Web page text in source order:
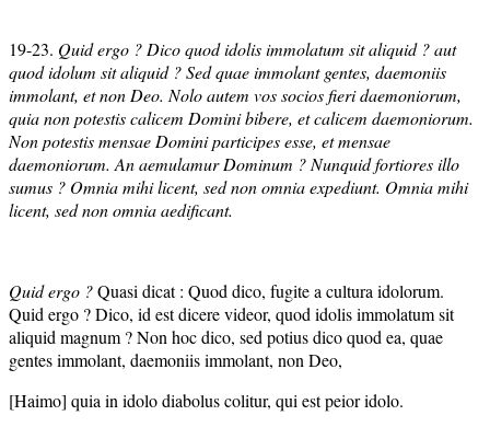
19-23. Quid ergo ? Dico quod idolis immolatum sit aliquid ? aut
quod idolum sit aliquid ? Sed quae immolant gentes, daemoniis
immolant, et non Deo. Nolo autem vos socios fieri daemoniorum,
quia non potestis calicem Domini bibere, et calicem daemoniorum.
Non potestis mensae Domini participes esse, et mensae
daemoniorum. An aemulamur Dominum ? Nunquid fortiores illo
sumus ? Omnia mihi licent, sed non omnia expediunt. Omnia mihi
licent, sed non omnia aedificant.
Quid ergo ?Quasi dicat : Quod dico, fugite a cultura idolorum.
Quid ergo ? Dico, id est dicere videor, quod idolis immolatum sit
aliquid magnum ? Non hoc dico, sed potius dico quod ea, quae
gentes immolant, daemoniis immolant, non Deo,
[Haimo] quia in idolo diabolus colitur, qui est peior idolo.